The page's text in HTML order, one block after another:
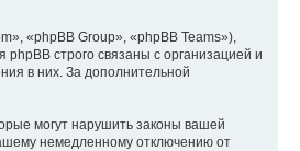
«phpBB Group», «phpBB Teams»),
строго связаны с организацией и
в них. За дополнительной
могут нарушить законы вашей
немедленному отключению от